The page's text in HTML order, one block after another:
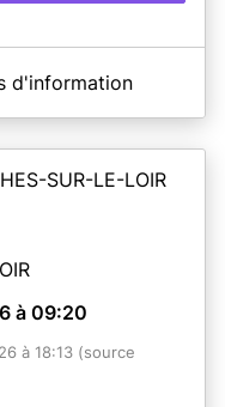
d'information
SUR-LE-LOIR
à 09:20
à 18:13 (source